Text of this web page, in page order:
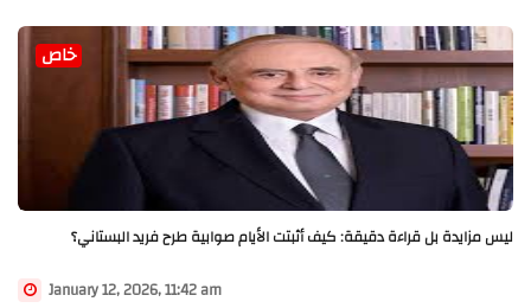
خاص
ليس مزايدة بل قراءة دقيقة: كيف أثبتت الأيام صوابية طرح فريد البستاني؟
January 12, 2026, 11:42 am